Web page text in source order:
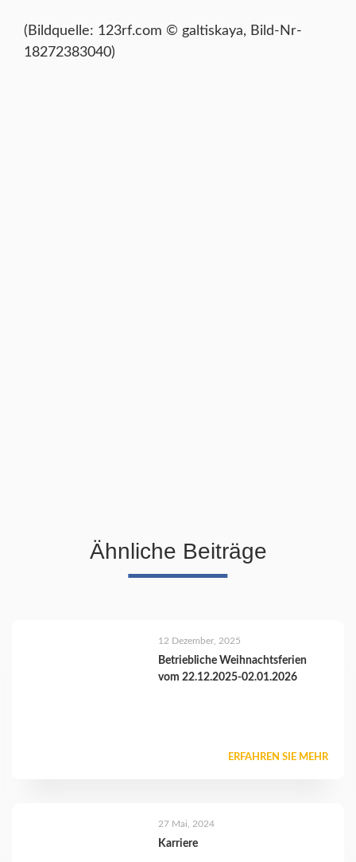
(Bildquelle: 123rf.com © galtiskaya, Bild-Nr-
18272383040)
Ähnliche Beiträge
12 Dezember, 2025
Betriebliche Weihnachtsferien
vom 22.12.2025-02.01.2026
ERFAHREN SIE MEHR
27 Mai, 2024
Karriere